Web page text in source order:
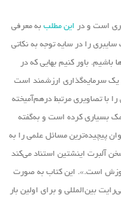
است و در این مطلب به معرفی
را در سایه توجه به نکاتی
باور کنیم بهایی که در
یک سرمایه‌گذاری ارزشمند است
با تصاویری مرتبط درهم‌آمیخته
بسیاری کرده است و به‌گفته
پیچیده‌ترین مسائل علمی را به
آلبرت اینشتین استناد می‌کند
است.». این کتاب به صورت
بین‌المللی و برای اولین بار